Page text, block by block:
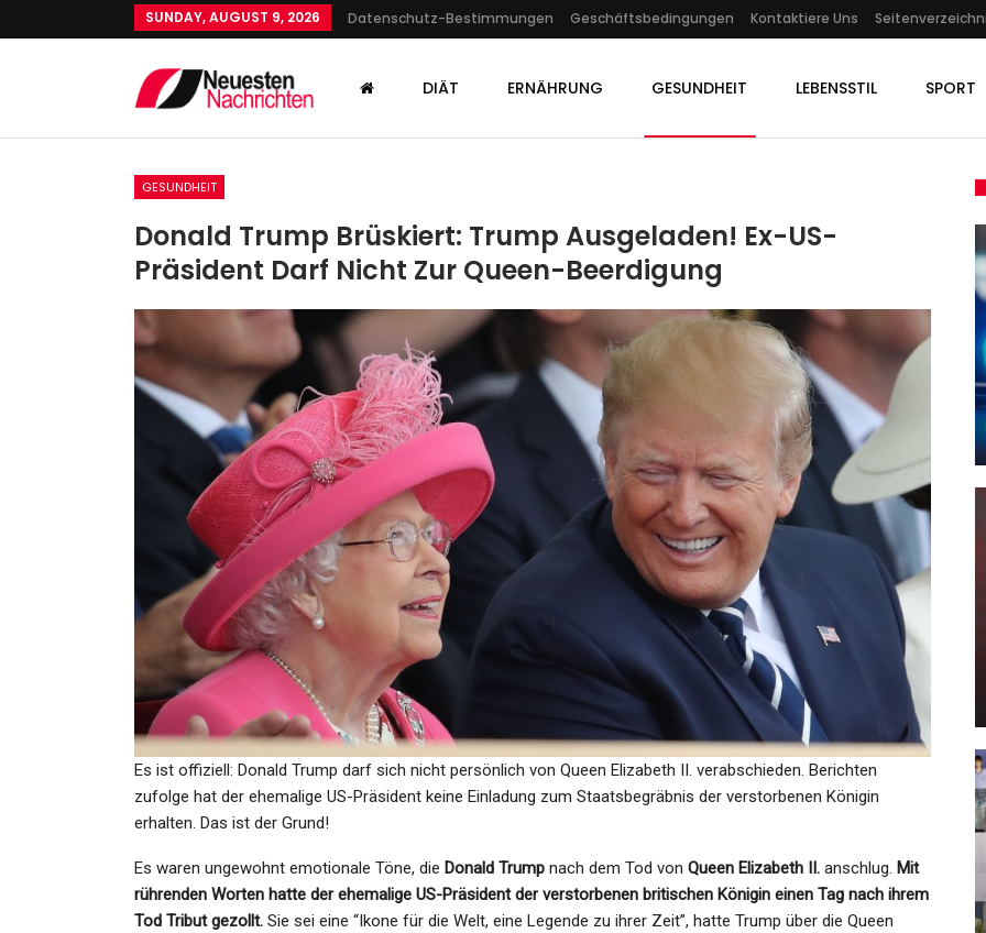
SUNDAY, AUGUST 9, 2026 Datenschutz-Bestimmungen Geschäftsbedingungen Kontaktiere Uns
DIÄT ERNÄHRUNG GESUNDHEIT LEBENSSTIL SPORT
GESUNDHEIT
Donald Trump Brüskiert: Trump Ausgeladen! Ex-US-
Präsident Darf Nicht Zur Queen-Beerdigung
Es ist offiziell: Donald Trump darf sich nicht persönlich von Queen Elizabeth II. verabschieden. Berichten
zufolge hat der ehemalige US-Präsident keine Einladung zum Staatsbegräbnis der verstorbenen Königin
erhalten. Das ist der Grund!
Es waren ungewohnt emotionale Töne, die Donald Trump nach dem Tod von Queen Elizabeth II. anschlug. Mit
rührenden Worten hatte der ehemalige US-Präsident der verstorbenen britischen Königin einen Tag nach ihrem
Tod Tribut gezollt. Sie sei eine “Ikone für die Welt, eine Legende zu ihrer Zeit”, hatte Trump über die Queen
Opfer Starb Nach Oraler
Vergewaltigung: Dreifach-
Mutter (37)…
Admin Oct 18, 2024
GESUNDHEIT
Eisheilige 2021: Kälte-Schock Im
Mai! Polarwirbel Schlägt Zu…
Admin Apr 27, 2021
Medaillentraum Der Deutschen
Handballerinnen Beendet
KULTUR
Zukunft Der KI: Rishi Sunak Lädt
Zum Global Summit Nach…
Nov 2, 2023
GESUNDHEIT
Münchner Oktoberfest: Wirte
Denken Über Absage Nach!
Fallen…
Admin Apr 6, 2022
Tennis: Murray Startet Bei
Olympia In Paris